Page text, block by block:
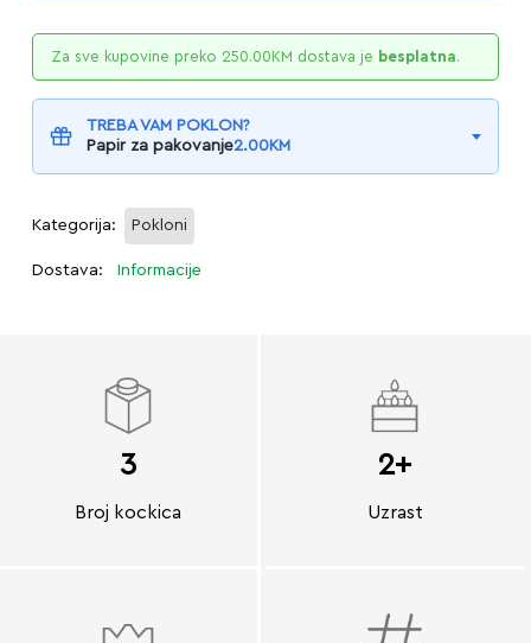
Za sve kupovine preko 250.00 KM dostava je besplatna.
TREBA VAM POKLON?
Papir za pakovanje2.00KM
Kategorija: Pokloni
Dostava: Informacije
3
Broj kockica
2+
Uzrast